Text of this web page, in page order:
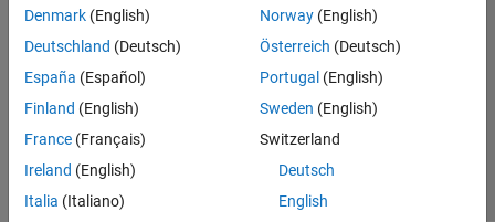
Denmark (English)
Deutschland (Deutsch)
España (Español)
Finland (English)
France (Français)
Ireland (English)
Italia (Italiano)
Norway(English)
Österreich (Deutsch)
Portugal (English)
Sweden (English)
Switzerland
Deutsch
English
Política de privacidad
Antipiratería
Estado de las aplicaciones
Información de contacto
© 1994-2026 The MathWorks, Inc.